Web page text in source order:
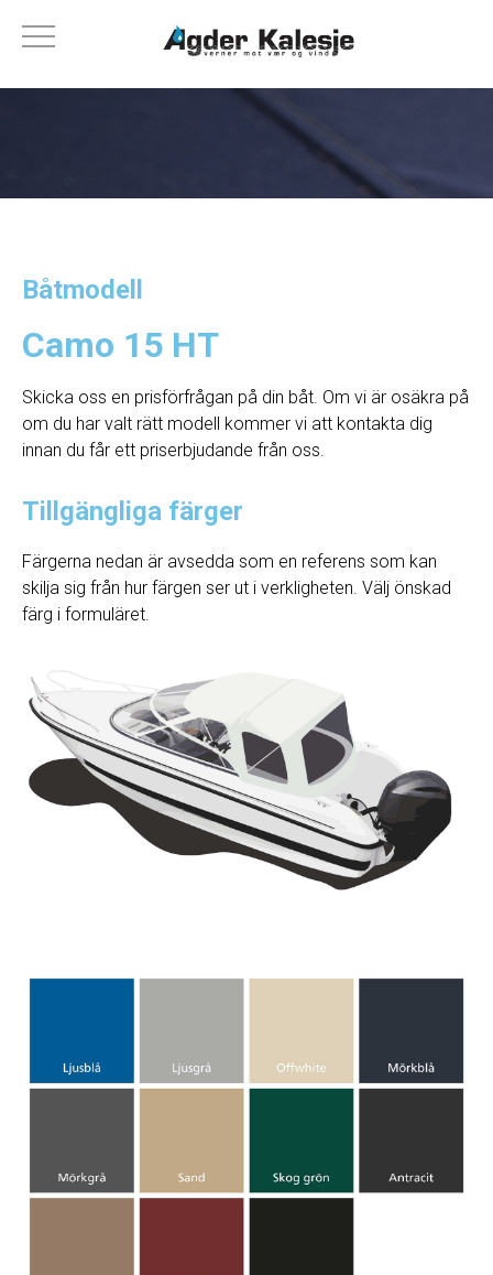
Båtmodell
Camo 15 HT
Skicka oss en prisförfrågan på din båt. Om vi ​​är osäkra på
om du har valt rätt modell kommer vi att kontakta dig
innan du får ett priserbjudande från oss.
Tillgängliga färger
Färgerna nedan är avsedda som en referens som kan
skilja sig från hur färgen ser ut i verkligheten. Välj önskad
färg i formuläret.